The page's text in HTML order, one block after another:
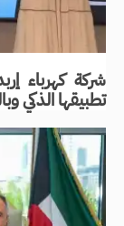
شركة كهرباء
تطبيقها الذكي